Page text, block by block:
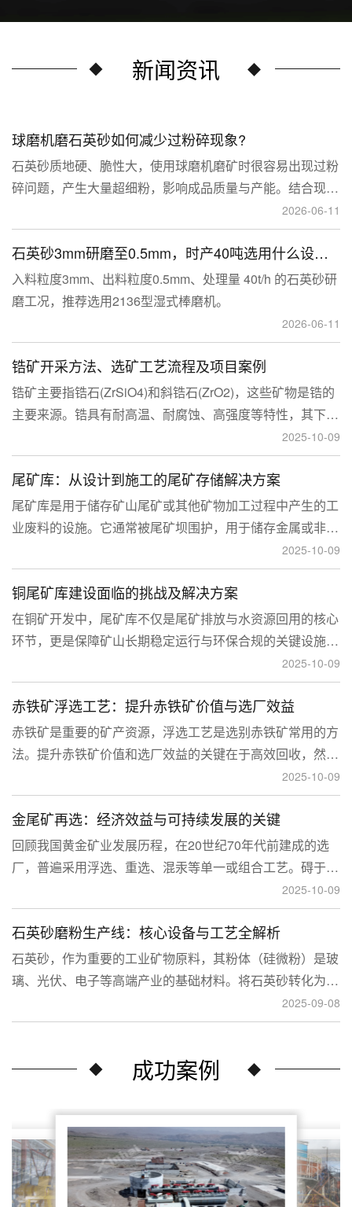
新闻资讯
球磨机磨石英砂如何减少过粉碎现象?
石英砂质地硬、脆性大，使用球磨机磨矿时很容易出现过粉
碎问题，产生大量超细粉，影响成品质量与产能。结合现场
生产经验，可通过工艺、研磨介质、运行参数、配套设备多
维度优化，改善该问题。
2026-06-11
石英砂3mm研磨至0.5mm，时产40吨选用什么设备？
入料粒度3mm、出料粒度0.5mm、处理量 40t/h 的石英砂研
磨工况，推荐选用2136型湿式棒磨机。
2026-06-11
锆矿开采方法、选矿工艺流程及项目案例
锆矿主要指锆石(ZrSiO4)和斜锆石(ZrO2)，这些矿物是锆的
主要来源。锆具有耐高温、耐腐蚀、高强度等特性，其下游
应用涉及核工业、陶瓷、耐火材料、铸造、电子和化工等多
个领域，尤其在高性能陶瓷和锆基合金中的需求不断增长。
2025-10-09
尾矿库：从设计到施工的尾矿存储解决方案
尾矿库是用于储存矿山尾矿或其他矿物加工过程中产生的工
业废料的设施。它通常被尾矿坝围护，用于储存金属或非金
属矿山的尾矿。尾矿库通常包括尾矿处理系统、排水系统和
回水系统。根据地形，尾矿库可分为山谷型、山坡型、平地
型和河流拦截型。
2025-10-09
铜尾矿库建设面临的挑战及解决方案
在铜矿开发中，尾矿库不仅是尾矿排放与水资源回用的核心
环节，更是保障矿山长期稳定运行与环保合规的关键设施。
然而，铜矿尾矿本身具有粒度细、水量大、化学活性强等特
性，使尾矿库在坝体稳定、防渗处理与排洪系统设计方面面
临更高技术挑战。
2025-10-09
赤铁矿浮选工艺：提升赤铁矿价值与选厂效益
赤铁矿是重要的矿产资源，浮选工艺是选别赤铁矿常用的方
法。提升赤铁矿价值和选厂效益的关键在于高效回收，然
而，赤铁矿往往存在嵌布粒度细、易泥化、存在高硅铝杂质
等特征。利用传统的浮选工艺进行处理会面临回收率低、精
矿品位不稳定、药剂成本高等问题。
2025-10-09
金尾矿再选：经济效益与可持续发展的关键
回顾我国黄金矿业发展历程，在20世纪70年代前建成的选
厂，普遍采用浮选、重选、混汞等单一或组合工艺。碍于当
时选矿工艺水平的限制，回收率普遍较低，大量细粒金、包
裹金或与特定矿物共生的金流失到尾矿中，造成了巨大的经
济损失。
2025-10-09
石英砂磨粉生产线：核心设备与工艺全解析
石英砂，作为重要的工业矿物原料，其粉体（硅微粉）是玻
璃、光伏、电子等高端产业的基础材料。将石英砂转化为高
附加值的粉体，离不开一套专业的石英砂磨粉成套设备。本
文将从设备、工艺到应用，为您全面解析这条生产线。
2025-09-08
成功案例